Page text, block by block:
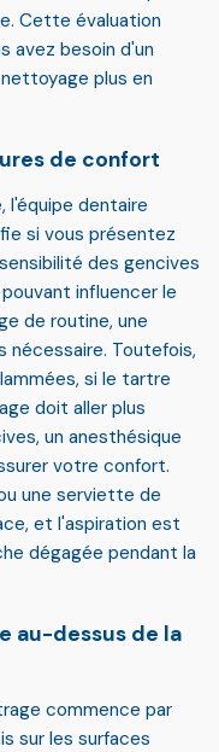
Cette évaluation
avez besoin d'un
plus en
de confort
l'équipe dentaire
si vous présentez
des gencives
influencer le
de routine, une
nécessaire. Toutefois,
si le tartre
doit aller plus
un anesthésique
votre confort.
une serviette de
et l'aspiration est
dégagée pendant la
au-dessus de la
commence par
sur les surfaces